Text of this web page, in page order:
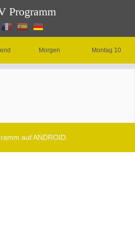
Programm
Morgen Montag 10
auf ANDROID.